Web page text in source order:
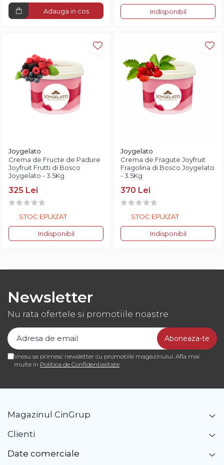
Adauga in cos Indisponibil
Joygelato
Crema de Fructe de Padure
Joyfruit Frutti di Bosco
Joygelato - 3.5Kg
325 Lei
STOC EPUIZAT
Indisponibil
Joygelato
Crema de Fragute Joyfruit
Fragolina di Bosco Joygelato
- 3.5Kg
370 Lei
STOC EPUIZAT
Indisponibil
Newsletter
Nu rata ofertele si promotiile noastre
Vreau sa primesc newsletter cu promotiile magazinului. Afla mai
multe in Politica de Confidentialitate
Magazinul CinGrup
Clienti
Date comerciale